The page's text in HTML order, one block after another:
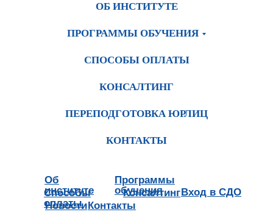
ОБ ИНСТИТУТЕ
ПРОГРАММЫ ОБУЧЕНИЯ
СПОСОБЫ ОПЛАТЫ
КОНСАЛТИНГ
ПЕРЕПОДГОТОВКА ЮРЛИЦ
КОНТАКТЫ
Об
институте
Программы
обучения
Способы
оплаты
Консалтинг
Новости
Вход в СДО
Контакты